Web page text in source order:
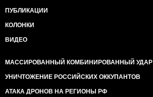
ПУБЛИКАЦИИ
КОЛОНКИ
ВИДЕО
МАССИРОВАННЫЙ КОМБИНИРОВАННЫЙ УДАР
УНИЧТОЖЕНИЕ РОССИЙСКИХ ОККУПАНТОВ
АТАКА ДРОНОВ НА РЕГИОНЫ РФ